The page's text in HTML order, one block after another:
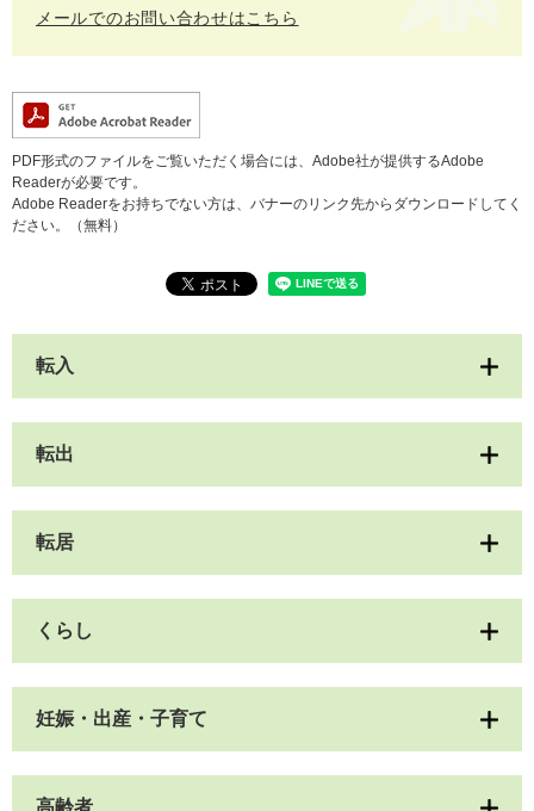
メールでのお問い合わせはこちら
PDF形式のファイルをご覧いただく場合には、Adobe社が提供するAdobe
Readerが必要です。
Adobe Readerをお持ちでない方は、バナーのリンク先からダウンロードしてく
ださい。（無料）
転入
転出
転居
くらし
妊娠・出産・子育て
高齢者